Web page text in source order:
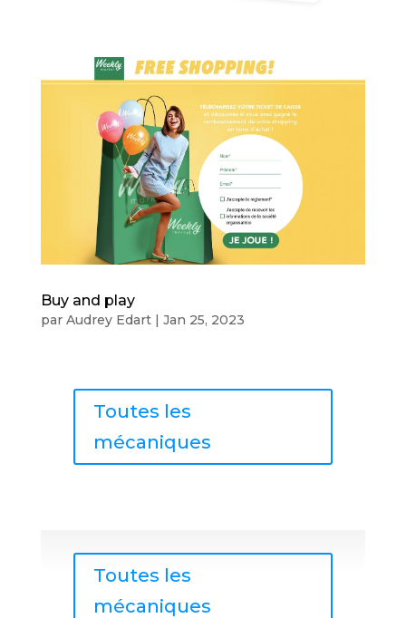
Buy and play
par Audrey Edart| Jan 25, 2023
Toutes les
mécaniques
Toutes les
mécaniques